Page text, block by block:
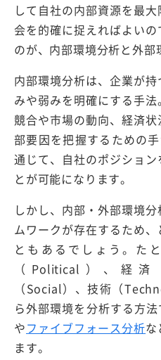
して自社の内部資源を最
会を的確に捉えればよい
のが、内部環境分析と外部
内部環境分析は、企業が
みや弱みを明確にする手法
競合や市場の動向、経済
部要因を把握するための
通じて、自社のポジショ
とが可能になります。
しかし、内部・外部環境
ムワークが存在するため
ともあるでしょう。たと
（Political）、経済
（Social）、技術（
ら外部環境を分析する方法
やファイブフォース分析な
ます。